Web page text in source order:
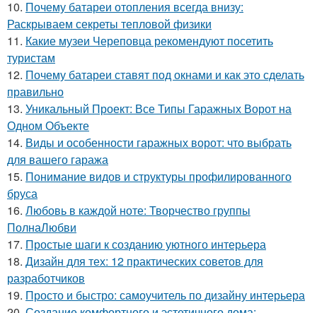
10. Почему батареи отопления всегда внизу:
Раскрываем секреты тепловой физики
11. Какие музеи Череповца рекомендуют посетить
туристам
12. Почему батареи ставят под окнами и как это сделать
правильно
13. Уникальный Проект: Все Типы Гаражных Ворот на
Одном Объекте
14. Виды и особенности гаражных ворот: что выбрать
для вашего гаража
15. Понимание видов и структуры профилированного
бруса
16. Любовь в каждой ноте: Творчество группы
ПолнаЛюбви
17. Простые шаги к созданию уютного интерьера
18. Дизайн для тех: 12 практических советов для
разработчиков
19. Просто и быстро: самоучитель по дизайну интерьера